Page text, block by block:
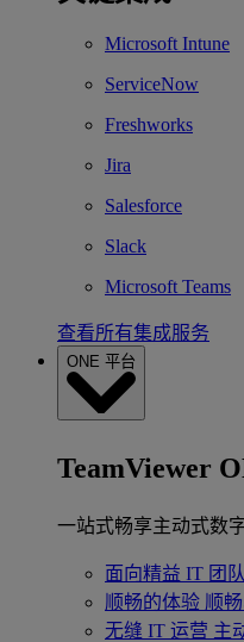
Microsoft Intune
ServiceNow
Freshworks
Jira
Salesforce
Slack
Microsoft Teams
查看所有集成服务
ONE 平台
TeamViewer
一站式畅享主动式数
面向精益 IT 团队
顺畅的体验 顺
无缝 IT 运营 主